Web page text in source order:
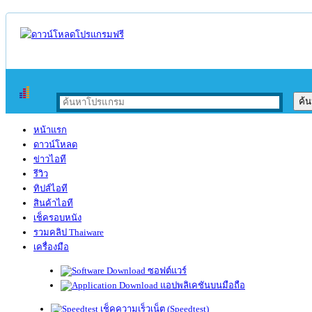
หน้าแรก
ดาวน์โหลด
ข่าวไอที
รีวิว
ทิปส์ไอที
สินค้าไอที
เช็ครอบหนัง
รวมคลิป Thaiware
เครื่องมือ
ซอฟต์แวร์
แอปพลิเคชันบนมือถือ
เช็คความเร็วเน็ต (Speedtest)